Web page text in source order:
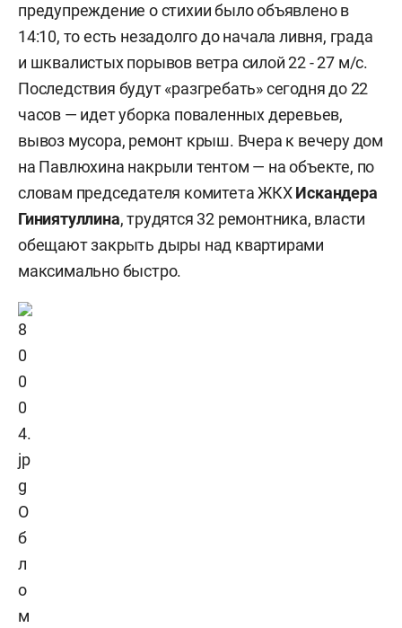
предупреждение о стихии было объявлено в
14:10, то есть незадолго до начала ливня, града
и шквалистых порывов ветра силой 22 - 27 м/с.
Последствия будут «разгребать» сегодня до 22
часов — идет уборка поваленных деревьев,
вывоз мусора, ремонт крыш. Вчера к вечеру дом
на Павлюхина накрыли тентом — на объекте, по
словам председателя комитета ЖКХИскандера
Гиниятуллина, трудятся 32 ремонтника, власти
обещают закрыть дыры над квартирами
максимально быстро.
О
б
л
о
м